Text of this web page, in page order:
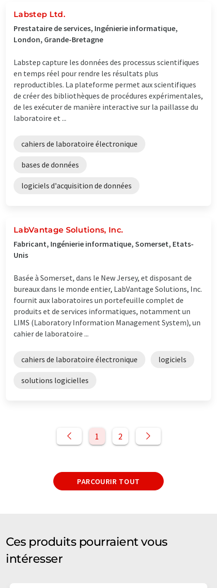
Labstep Ltd.
Prestataire de services, Ingénierie informatique,
London, Grande-Bretagne
Labstep capture les données des processus scientifiques
en temps réel pour rendre les résultats plus
reproductibles. La plateforme permet aux scientifiques
de créer des bibliothèques de procédures expérimentales,
de les exécuter de manière interactive sur la paillasse du
laboratoire et ...
cahiers de laboratoire électronique
bases de données
logiciels d'acquisition de données
LabVantage Solutions, Inc.
Fabricant, Ingénierie informatique, Somerset, Etats-
Unis
Basée à Somerset, dans le New Jersey, et disposant de
bureaux dans le monde entier, LabVantage Solutions, Inc.
fournit aux laboratoires un portefeuille complet de
produits et de services informatiques, notamment un
LIMS (Laboratory Information Management System), un
cahier de laboratoire ...
cahiers de laboratoire électronique logiciels
solutions logicielles
1 2
PARCOURIR TOUT
Ces produits pourraient vous
intéresser